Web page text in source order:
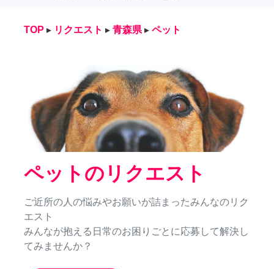
TOP ▸ リクエスト ▸ 青森県 ▸ ペット
ペットのリクエスト
ご近所の人の悩みやお願いが詰まったみんなのリク
エスト
みんなが抱える日常のお困りごとに応募して解決し
てみませんか？